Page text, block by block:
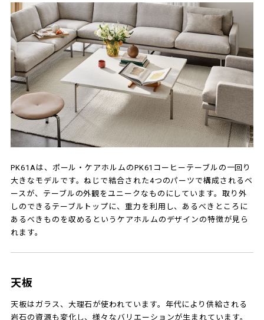
PK61Aは、ポール・ケアホルムのPK61コーヒーテーブルの一回り
大きなモデルです。ねじで結合された4つのパーツで構成されるベ
ースが、テーブルの外観をユニークなものにしています。取り外
しのできるテーブルトップに、重力を利用し、あるべきところに
あるべきものを収めるというケアホルムのデザインの特徴が見ら
れます。
天板
天板はガラス、大理石が使われています。年代により供給される
岩石の資源も変化し、様々なバリエーションが生まれています。